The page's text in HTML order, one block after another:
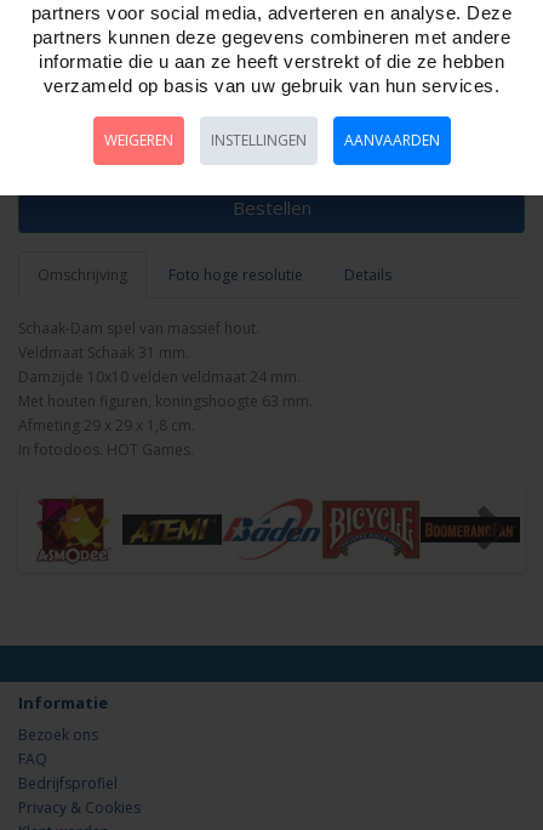
Aantal
Bestellen
Omschrijving Foto hoge resolutie Details
Schaak-Dam spel van massief hout.
Veldmaat Schaak 31 mm.
Damzijde 10x10 velden veldmaat 24 mm.
Met houten figuren, koningshoogte 63 mm.
Afmeting 29 x 29 x 1,8 cm.
In fotodoos. HOT Games.
Informatie
Bezoek ons
FAQ
Bedrijfsprofiel
Privacy & Cookies
partners voor social media, adverteren en analyse. Deze
partners kunnen deze gegevens combineren met andere
informatie die u aan ze heeft verstrekt of die ze hebben
verzameld op basis van uw gebruik van hun services.
WEIGEREN INSTELLINGEN AANVAARDEN